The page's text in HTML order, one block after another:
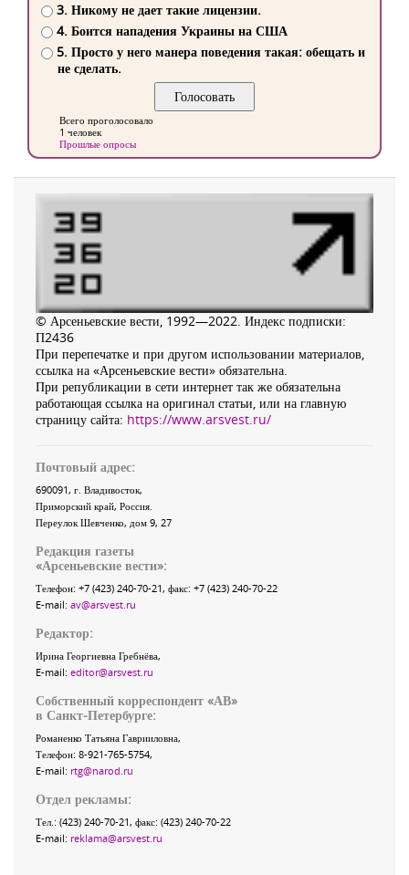
3. Никому не дает такие лицензии.
4. Боится нападения Украины на США
5. Просто у него манера поведения такая: обещать и
не сделать.
Всего проголосовало
1 человек
Прошлые опросы
© Арсеньевские вести, 1992—2022. Индекс подписки:
П2436
При перепечатке и при другом использовании материалов,
ссылка на «Арсеньевские вести» обязательна.
При републикации в сети интернет так же обязательна
работающая ссылка на оригинал статьи, или на главную
страницу сайта: https://www.arsvest.ru/
Почтовый адрес:
690091, г. Владивосток,
Приморский край, Россия
Переулок Шевченко, дом 9, 27
Редакция газеты
«Арсеньевские вести»:
Телефон: +7 (423) 240-70-21, факс: +7 (423) 240-70-22
E-mail: av@arsvest.ru
Редактор:
Ирина Георгиевна Гребнёва,
E-mail: editor@arsvest.ru
Собственный корреспондент «АВ»
в Санкт-Петербурге:
Романенко Татьяна Гаврииловна,
Телефон: 8-921-765-5754,
E-mail: rtg@narod.ru
Отдел рекламы:
Тел.: (423) 240-70-21, факс: (423) 240-70-22
E-mail: reklama@arsvest.ru